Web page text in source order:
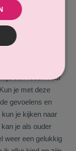
dit boek zeker
begrijpelijke
een reden voor
je met deze
gevoelens en
je kijken naar
je als ouder
weer een gelukkig